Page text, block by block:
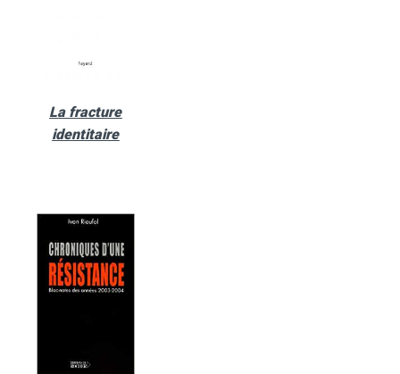
La fracture
identitaire